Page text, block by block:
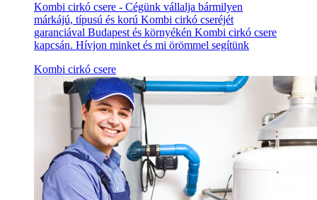
Kombi cirkó csere - Cégünk vállalja bármilyen
márkájú, típusú és korú Kombi cirkó cseréjét
garanciával Budapest és környékén Kombi cirkó csere
kapcsán. Hívjon minket és mi örömmel segítünk
Kombi cirkó csere